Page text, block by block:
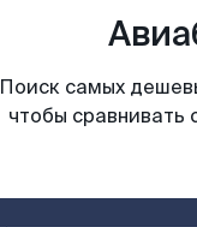
Поиск самых
чтобы сравнивать